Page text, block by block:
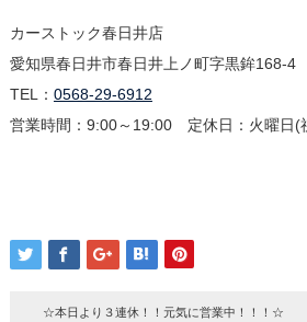
カーストック春日井店
愛知県春日井市春日井上ノ町字黒鉾168-4
TEL： 0568-29-6912
営業時間：9:00～19:00 定休日：火曜日(
☆本日より３連休！！元気に営業中！！！☆